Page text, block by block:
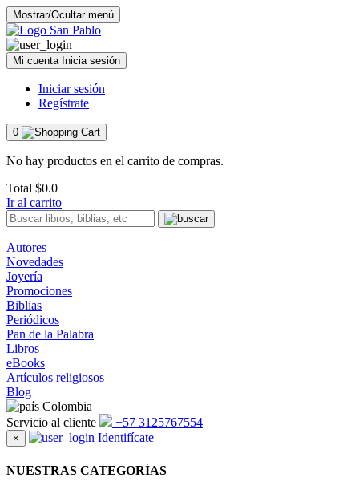
Mostrar/Ocultar menú
Mi cuenta Inicia sesión
Iniciar sesión
Regístrate
0
No hay productos en el carrito de compras.
Total $0.0
Ir al carrito
Autores
Novedades
Joyería
Promociones
Biblias
Periódicos
Pan de la Palabra
Libros
eBooks
Artículos religiosos
Blog
Colombia
Servicio al cliente
+57 3125767554
× Identifícate
NUESTRAS CATEGORÍAS